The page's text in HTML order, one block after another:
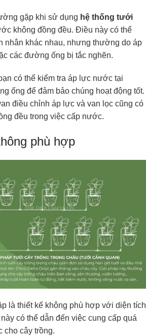
gặp khi sử dụng hệ thống tưới
không đồng đều. Điều này có thể
nhân khác nhau, nhưng thường do áp
các đường ống bị tắc nghẽn.
có thể kiểm tra áp lực nước tại
ống để đảm bảo chúng hoạt động tốt.
điều chỉnh áp lực và van lọc cũng có
đều trong việc cấp nước.
phù hợp
là thiết kế không phù hợp với diện tích
có thể dẫn đến việc cung cấp quá
cho cây trồng.